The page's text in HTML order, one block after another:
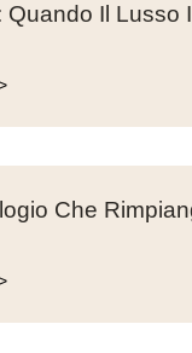
Quando Il Lusso
Che